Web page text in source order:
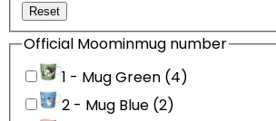
Reset
Official Moominmug number
1 - Mug Green (4)
2 - Mug Blue (2)